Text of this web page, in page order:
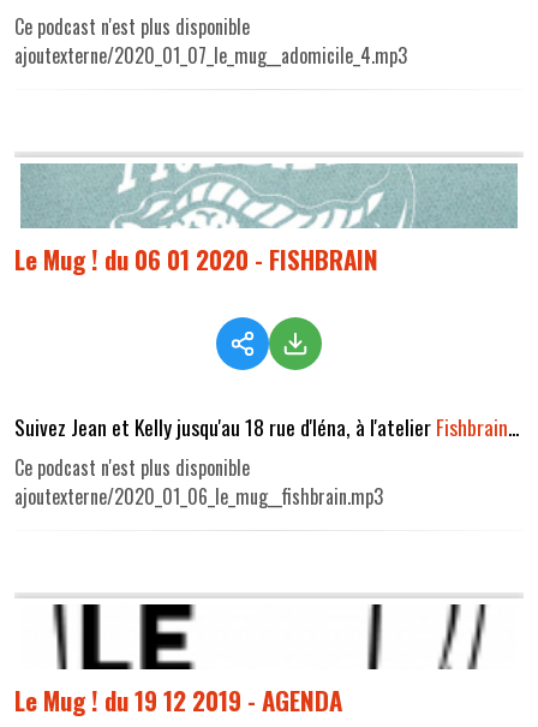
Ce podcast n'est plus disponible
ajoutexterne/2020_01_07_le_mug__adomicile_4.mp3
Le Mug ! du 06 01 2020 - FISHBRAIN
Suivez Jean et Kelly jusqu'au 18 rue d'Iéna, à l'atelierFishbrain...
Ce podcast n'est plus disponible
ajoutexterne/2020_01_06_le_mug__fishbrain.mp3
Le Mug ! du 19 12 2019 - AGENDA